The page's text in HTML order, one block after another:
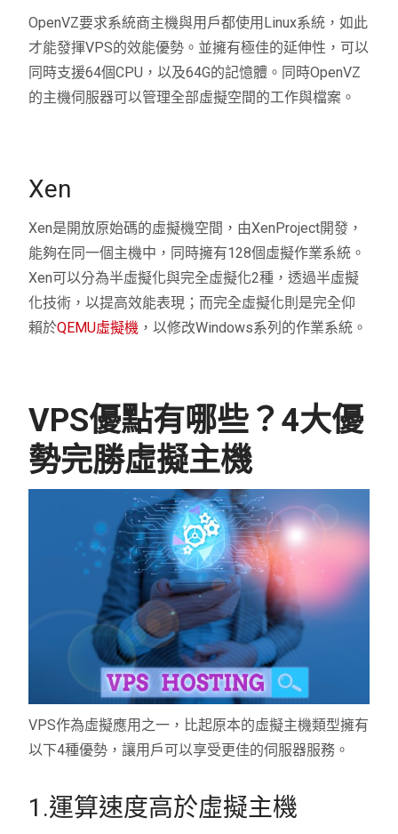
OpenVZ要求系統商主機與用戶都使用Linux系統，如此
才能發揮VPS的效能優勢。並擁有極佳的延伸性，可以
同時支援64個CPU，以及64G的記憶體。同時OpenVZ
的主機伺服器可以管理全部虛擬空間的工作與檔案。
Xen
Xen是開放原始碼的虛擬機空間，由XenProject開發，
能夠在同一個主機中，同時擁有128個虛擬作業系統。
Xen可以分為半虛擬化與完全虛擬化2種，透過半虛擬
化技術，以提高效能表現；而完全虛擬化則是完全仰
賴於QEMU虛擬機 ，以修改Windows系列的作業系統。
VPS優點有哪些？4大優
勢完勝虛擬主機
VPS作為虛擬應用之一，比起原本的虛擬主機類型擁有
以下4種優勢，讓用戶可以享受更佳的伺服器服務。
1.運算速度高於虛擬主機